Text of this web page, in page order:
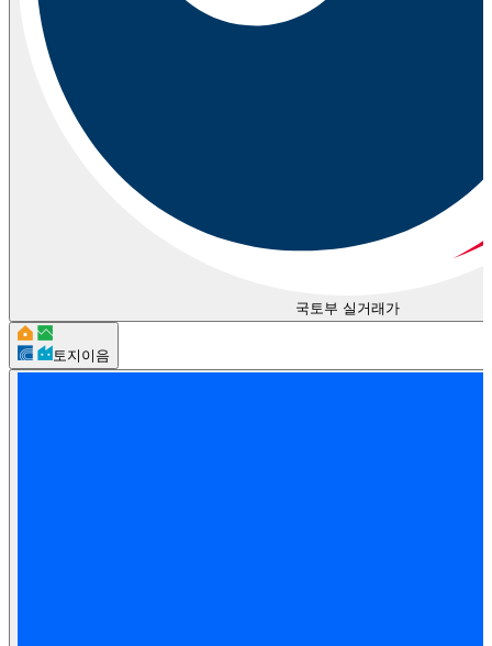
국토부 실거래가
토지이음